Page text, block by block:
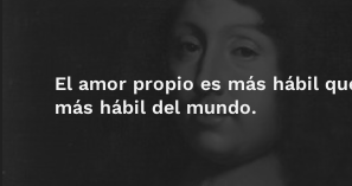
El amor propio es más hábil
más hábil del mundo.